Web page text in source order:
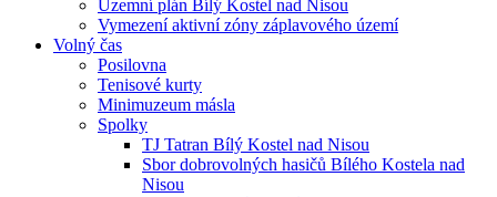
Územní plán Bílý Kostel nad Nisou
Vymezení aktivní zóny záplavového území
Volný čas
Posilovna
Tenisové kurty
Minimuzeum másla
Spolky
TJ Tatran Bílý Kostel nad Nisou
Sbor dobrovolných hasičů Bílého Kostela nad
Nisou